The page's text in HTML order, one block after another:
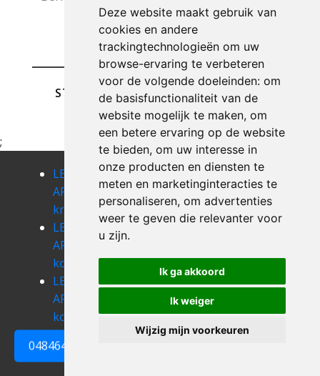
Deze website maakt gebruik van
cookies en andere
trackingtechnologieën om uw
browse-ervaring te verbeteren
voor de volgende doeleinden: om
de basisfunctionaliteit van de
website mogelijk te maken, om
een betere ervaring op de website
te bieden, om uw interesse in
onze producten en diensten te
meten en marketinginteracties te
personaliseren, om advertenties
weer te geven die relevanter voor
u zijn.
Ik ga akkoord
Ik weiger
Wijzig mijn voorkeuren
0484648161
STUREN
;
LEEGMAKEN
APPARTEMENT
knokke-heist
LEEGMAKEN
APPARTEMENT
koekelare
LEEGMAKEN
APPARTEMENT
koksijde
LEEGMAKEN
APPARTEMENT
kooigem
LEEGMAKEN
koolkerke
LEEGMAKEN
koolskamp
LEEGMAKEN
APPARTEMENT
kortemark
LEEGMAKEN
APPARTEMENT
kortrijk
LEEGMAKEN
APPARTEMENT
krombeke